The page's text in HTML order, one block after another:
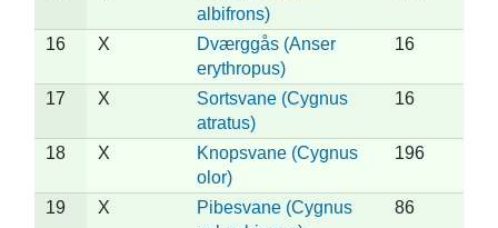
albifrons)
16 X
Dværggås (Anser
erythropus)
16
17 X
Sortsvane (Cygnus
atratus)
16
18 X
Knopsvane (Cygnus
olor)
196
19 X
Pibesvane (Cygnus
86